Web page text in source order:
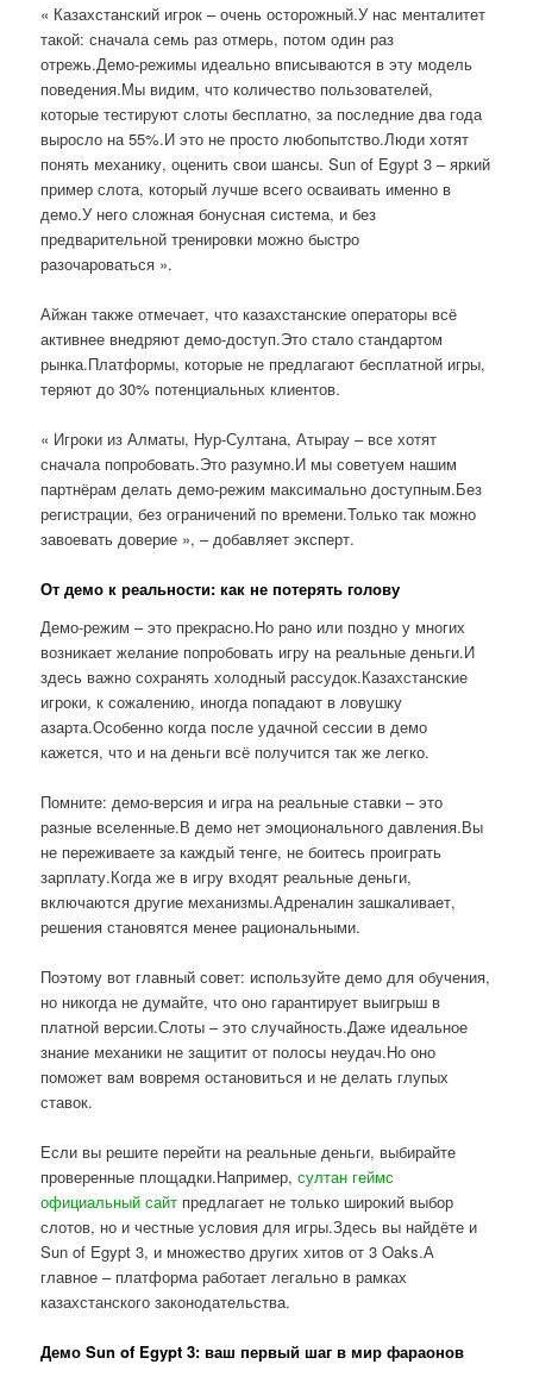
« Казахстанский игрок – очень осторожный.У нас менталитет
такой: сначала семь раз отмерь, потом один раз
отрежь.Демо-режимы идеально вписываются в эту модель
поведения.Мы видим, что количество пользователей,
которые тестируют слоты бесплатно, за последние два года
выросло на 55%.И это не просто любопытство.Люди хотят
понять механику, оценить свои шансы. Sun of Egypt 3 – яркий
пример слота, который лучше всего осваивать именно в
демо.У него сложная бонусная система, и без
предварительной тренировки можно быстро
разочароваться ».
Айжан также отмечает, что казахстанские операторы всё
активнее внедряют демо-доступ.Это стало стандартом
рынка.Платформы, которые не предлагают бесплатной игры,
теряют до 30% потенциальных клиентов.
« Игроки из Алматы, Нур-Султана, Атырау – все хотят
сначала попробовать.Это разумно.И мы советуем нашим
партнёрам делать демо-режим максимально доступным.Без
регистрации, без ограничений по времени.Только так можно
завоевать доверие », – добавляет эксперт.
От демо к реальности: как не потерять голову
Демо-режим – это прекрасно.Но рано или поздно у многих
возникает желание попробовать игру на реальные деньги.И
здесь важно сохранять холодный рассудок.Казахстанские
игроки, к сожалению, иногда попадают в ловушку
азарта.Особенно когда после удачной сессии в демо
кажется, что и на деньги всё получится так же легко.
Помните: демо-версия и игра на реальные ставки – это
разные вселенные.В демо нет эмоционального давления.Вы
не переживаете за каждый тенге, не боитесь проиграть
зарплату.Когда же в игру входят реальные деньги,
включаются другие механизмы.Адреналин зашкаливает,
решения становятся менее рациональными.
Поэтому вот главный совет: используйте демо для обучения,
но никогда не думайте, что оно гарантирует выигрыш в
платной версии.Слоты – это случайность.Даже идеальное
знание механики не защитит от полосы неудач.Но оно
поможет вам вовремя остановиться и не делать глупых
ставок.
Если вы решите перейти на реальные деньги, выбирайте
проверенные площадки.Например,султан геймс
официальный сайт предлагает не только широкий выбор
слотов, но и честные условия для игры.Здесь вы найдёте и
Sun of Egypt 3, и множество других хитов от 3 Oaks.А
главное – платформа работает легально в рамках
казахстанского законодательства.
Демо Sun of Egypt 3: ваш первый шаг в мир фараонов